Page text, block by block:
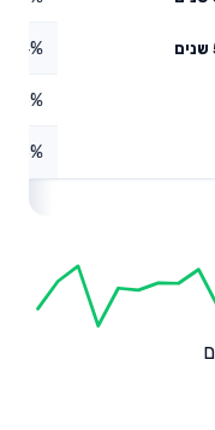
7.14%
0.15%